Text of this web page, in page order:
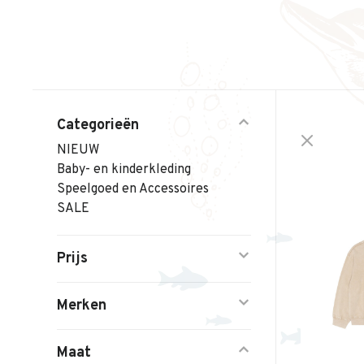
Categorieën
NIEUW
Baby- en kinderkleding
Speelgoed en Accessoires
SALE
Prijs
Merken
Maat